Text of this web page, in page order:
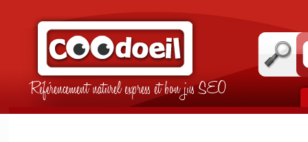
Référencement naturel express et bon jus SEO